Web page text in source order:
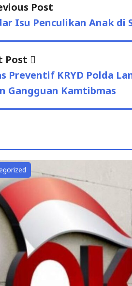
Post
post:
Isu Penculikan Anak di
Post
post:
Preventif KRYD Polda
Gangguan Kamtibmas